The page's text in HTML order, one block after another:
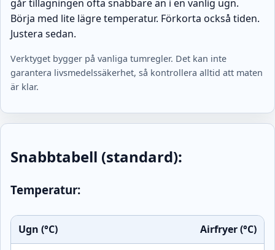
går tillagningen ofta snabbare än i en vanlig ugn.
Börja med lite lägre temperatur. Förkorta också tiden.
Justera sedan.
Verktyget bygger på vanliga tumregler. Det kan inte
garantera livsmedelssäkerhet, så kontrollera alltid att maten
är klar.
Snabbtabell (standard):
Temperatur:
Ugn (°C) Airfryer (°C)